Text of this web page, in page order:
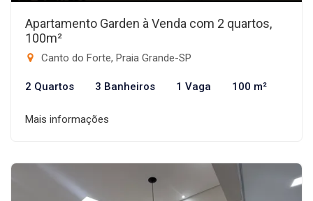
Apartamento Garden à Venda com 2 quartos,
100m²
Canto do Forte, Praia Grande-SP
2 Quartos 3 Banheiros 1 Vaga 100 m²
Mais informações